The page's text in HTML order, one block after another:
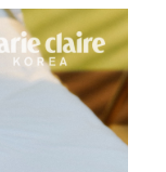
정해인X강하늘X이청아X유재명X김선영 뭉쳤다…'아가미',…
'오징어 게임' 미국판 스핀오프, 제작 무산설 "넷플릭…
7타 줄이며 7…